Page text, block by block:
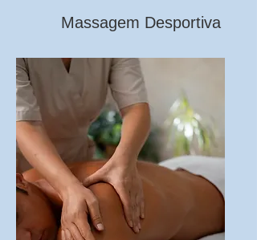
Massagem Desportiva